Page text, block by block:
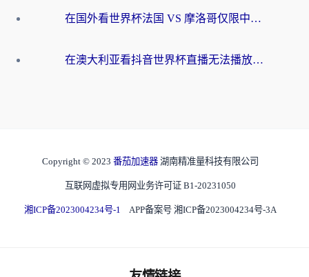
在国外看世界杯法国 VS 摩洛哥仅限中国大陆？别让地域限制拦下你的欢呼
在澳大利亚看抖音世界杯直播无法播放？海外党体育观赛终极指南来了！
Copyright © 2023 番茄加速器 湖南精准量科技有限公司
互联网虚拟专用网业务许可证 B1-20231050
湘ICP备2023004234号-1 APP备案号 湘ICP备2023004234号-3A